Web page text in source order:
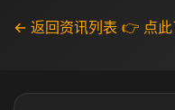
← 返回资讯列表 👉 点此